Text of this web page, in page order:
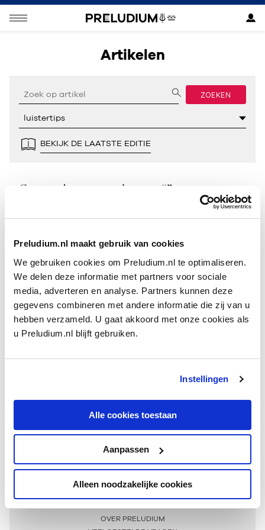
Preludium.nl maakt gebruik van cookies
We gebruiken cookies om Preludium.nl te optimaliseren.
We delen deze informatie met partners voor sociale
media, adverteren en analyse. Partners kunnen deze
gegevens combineren met andere informatie die zij van u
hebben verzameld. U gaat akkoord met onze cookies als
u Preludium.nl blijft gebruiken.
Instellingen
Alle cookies toestaan
Aanpassen
Alleen noodzakelijke cookies
Artikelen
ZOEKEN
BEKIJK DE LAATSTE EDITIE
Geen resultaten gevonden voor “”.
Meer informatie
OVER PRELUDIUM